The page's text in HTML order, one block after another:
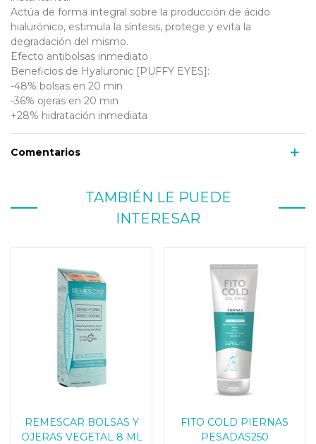
Actúa de forma integral sobre la producción de ácido
hialurónico, estimula la síntesis, protege y evita la
degradación del mismo.
Efecto antibolsas inmediato
Beneficios de Hyaluronic [PUFFY EYES]:
-48% bolsas en 20 min
-36% ojeras en 20 min
+28% hidratación inmediata
Comentarios
TAMBIÉN LE PUEDE
INTERESAR
REMESCAR BOLSAS Y
OJERAS VEGETAL 8 ML
FITO COLD PIERNAS
PESADAS250